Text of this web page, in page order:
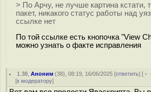
> По Арчу, не лучше картина кстати,
пакет, никакого статус работы над
ссылке нет
По той ссылке есть кнопочка "View
можно узнать о факте исправления
1.38 ,Аноним (38), 08:19, 16/06/2025 [ответить] [
[к модератору]